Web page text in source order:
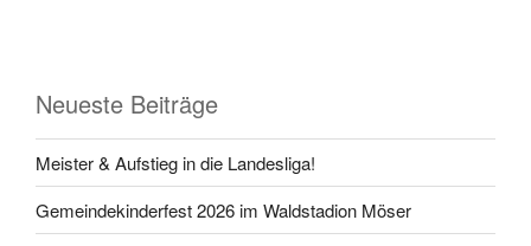
Neueste Beiträge
Meister & Aufstieg in die Landesliga!
Gemeindekinderfest 2026 im Waldstadion Möser